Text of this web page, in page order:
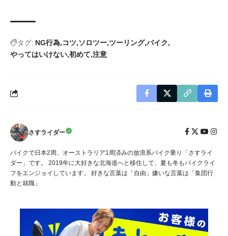
タグ: NG行為 コツ ソロツー ツーリング バイク
やってはいけない 初めて 注意
さすライダー
バイクで日本2周、オーストラリア1周済みの放浪系バイク乗り「さすライ
ダー」です。 2019年に大好きな北海道へと移住して、夏も冬もバイクライ
フをエンジョイしています。 好きな言葉は「自由」嫌いな言葉は「集団行
動と就職」